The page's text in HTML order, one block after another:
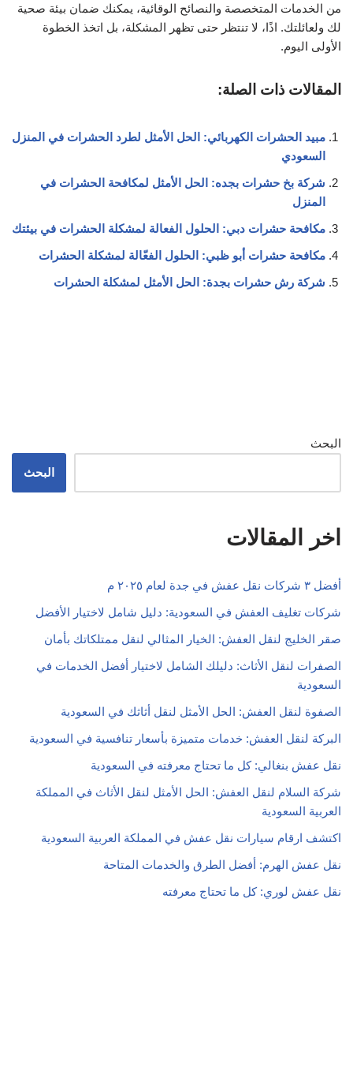
من الخدمات المتخصصة والنصائح الوقائية، يمكنك ضمان بيئة صحية
لك ولعائلتك. اذًا، لا تنتظر حتى تظهر المشكلة، بل اتخذ الخطوة
الأولى اليوم.
المقالات ذات الصلة:
مبيد الحشرات الكهربائي: الحل الأمثل لطرد الحشرات في المنزل
السعودي
شركة بخ حشرات بجده: الحل الأمثل لمكافحة الحشرات في
المنزل
مكافحة حشرات دبي: الحلول الفعالة لمشكلة الحشرات في بيئتك
مكافحة حشرات أبو ظبي: الحلول الفعّالة لمشكلة الحشرات
شركة رش حشرات بجدة: الحل الأمثل لمشكلة الحشرات
البحث
البحث
اخر المقالات
أفضل ٣ شركات نقل عفش في جدة لعام ٢٠٢٥ م
شركات تغليف العفش في السعودية: دليل شامل لاختيار الأفضل
صقر الخليج لنقل العفش: الخيار المثالي لنقل ممتلكاتك بأمان
الصفرات لنقل الأثاث: دليلك الشامل لاختيار أفضل الخدمات في
السعودية
الصفوة لنقل العفش: الحل الأمثل لنقل أثاثك في السعودية
البركة لنقل العفش: خدمات متميزة بأسعار تنافسية في السعودية
نقل عفش بنغالي: كل ما تحتاج معرفته في السعودية
شركة السلام لنقل العفش: الحل الأمثل لنقل الأثاث في المملكة
العربية السعودية
اكتشف ارقام سيارات نقل عفش في المملكة العربية السعودية
نقل عفش الهرم: أفضل الطرق والخدمات المتاحة
نقل عفش لوري: كل ما تحتاج معرفته